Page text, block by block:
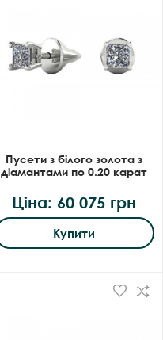
Пусети з білого золота з
діамантами по 0.20 карат
Ціна: 60 075 грн
Купити